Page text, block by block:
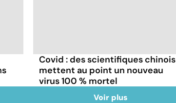
Covid : des scientifiques chinois
mettent au point un nouveau
virus 100 % mortel
Voir plus